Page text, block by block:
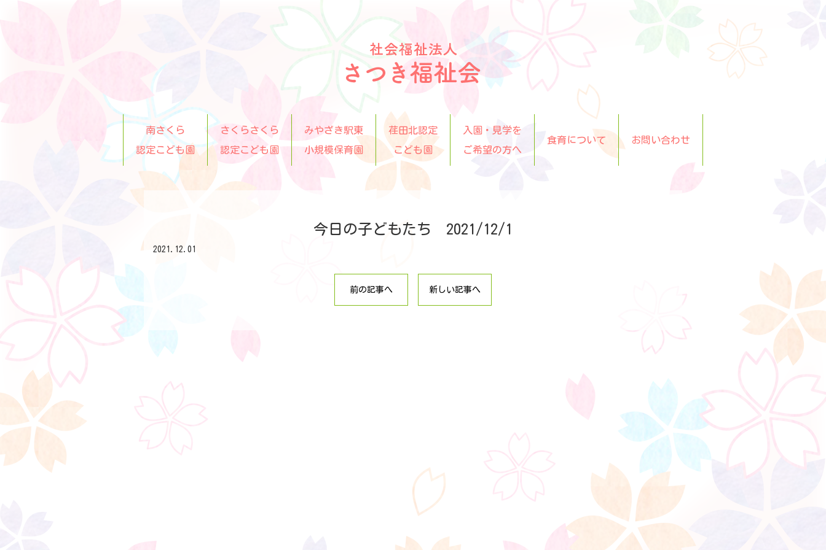
南さくら
認定こども園
さくらさくら
認定こども園
みやざき駅東
小規模保育園
荏田北認定
こども園
入園・見学を
ご希望の方へ
食育について お問い合わせ
今日の子どもたち 2021/12/1
2021.12.01
前の記事へ 新しい記事へ